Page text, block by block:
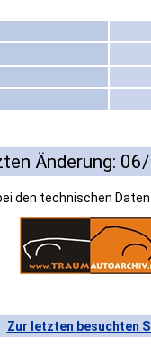
Änderung:
den technischen
Zur letzten besuchten